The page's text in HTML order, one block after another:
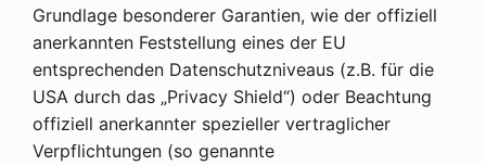
Grundlage besonderer Garantien, wie der offiziell
anerkannten Feststellung eines der EU
entsprechenden Datenschutzniveaus (z.B. für die
USA durch das „Privacy Shield“) oder Beachtung
offiziell anerkannter spezieller vertraglicher
Verpflichtungen (so genannte